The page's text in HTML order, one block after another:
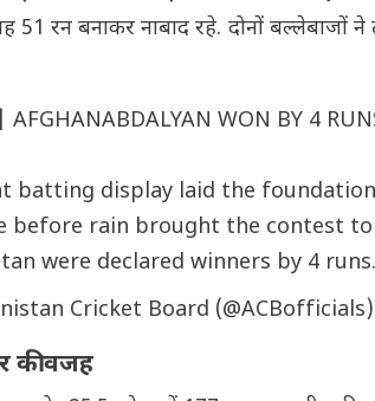
51 रन बनाकर नाबाद रहे. दोनों
AFGHANABDALYAN WON BY 4
batting display laid the
before rain brought the contest
were declared winners by 4
Cricket Board
की वजह